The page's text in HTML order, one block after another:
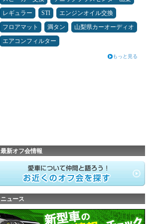
レギュラー
STI
エンジンオイル交換
フロアマット
満タン
山梨県カーオーディオ
エアコンフィルター
もっと見る
最新オフ会情報
ニュース